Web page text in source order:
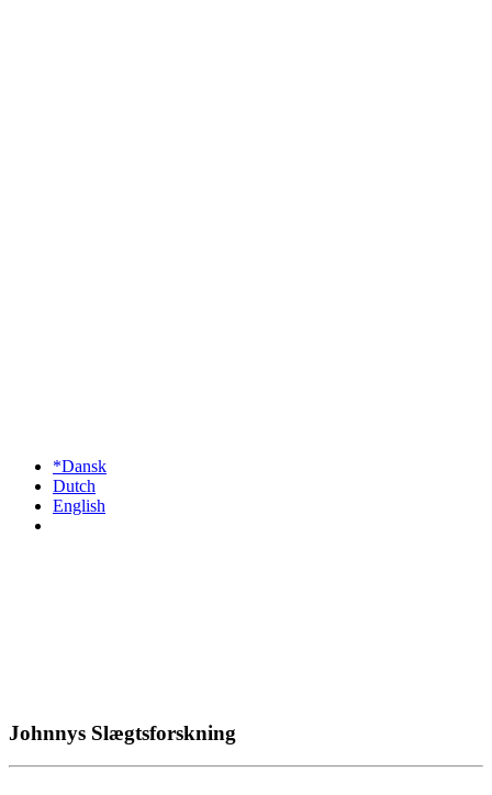
*Dansk
Dutch
English
Johnnys Slægtsforskning